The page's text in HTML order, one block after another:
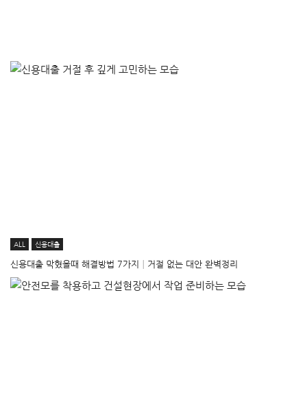
ALL 신용대출
신용대출 막혔을때 해결방법 7가지│거절 없는 대안 완벽정리